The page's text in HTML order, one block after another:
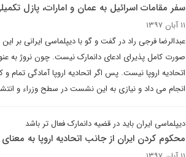
سفر مقامات اسرائیل به عمان و امارات، پازل
۱۱ آبان ۱۳۹۷
عبدالرضا فرجی راد در گفت و گو با دیپلماسی ایرانی بر
صورت کامل پذیرای ادعای دانمارک نیست. چون نروژ
اتحادیه اروپا نیست. پس اگر اتحادیه اروپا آمادگی تمام
انجام می داد و نیازی به این نشست در سطح وزراء و
دیپلماسی ایران باید در قضیه دانمارک فعال تر باشد
محکوم کردن ایران از جانب اتحادیه اروپا به